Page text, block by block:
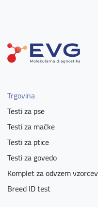
Trgovina
Testi za pse
Testi za mačke
Testi za ptice
Testi za govedo
Komplet za odvzem vzorcev
Breed ID test